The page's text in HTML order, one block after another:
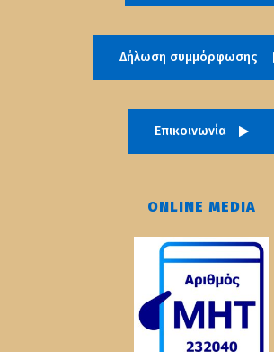
Δήλωση συμμόρφωσης
Επικοινωνία
ONLINE MEDIA